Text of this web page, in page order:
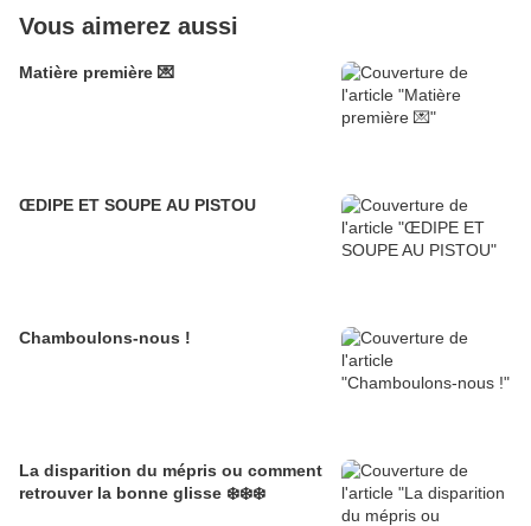
Vous aimerez aussi
Matière première 💌
ŒDIPE ET SOUPE AU PISTOU
Chamboulons-nous !
La disparition du mépris ou comment
retrouver la bonne glisse ❄️❄️❄️